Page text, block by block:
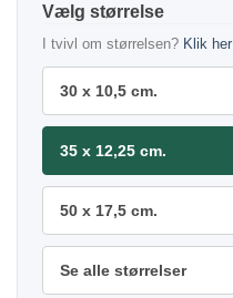
størrelse
I tvivl om størrelsen? Klik her
30 x 10,5 cm.
35 x 12,25 cm.
50 x 17,5 cm.
Se alle størrelser